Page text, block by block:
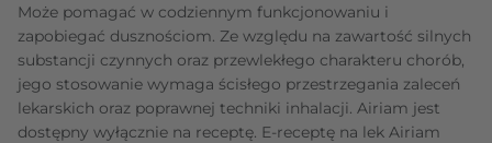
Może pomagać w codziennym funkcjonowaniu i
zapobiegać dusznościom. Ze względu na zawartość silnych
substancji czynnych oraz przewlekłego charakteru chorób,
jego stosowanie wymaga ścisłego przestrzegania zaleceń
lekarskich oraz poprawnej techniki inhalacji. Airiam jest
dostępny wyłącznie na receptę. E-receptę na lek Airiam